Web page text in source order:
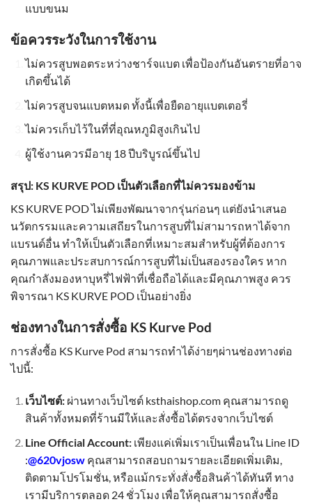
แบบขนม
ข้อควรระวังในการใช้งาน
ไม่ควรสูบพอตระหว่างชาร์จแบต เพื่อป้องกันอันตรายที่อาจ
เกิดขึ้นได้
ไม่ควรสูบจนแบตหมด ทั้งนี้เพื่อยืดอายุแบตเตอรี่
ไม่ควรเก็บไว้ในที่ที่อุณหภูมิสูงเกินไป
ผู้ใช้งานควรมีอายุ 18 ปีบริบูรณ์ขึ้นไป
สรุป: KS KURVE POD เป็นตัวเลือกที่ไม่ควรมองข้าม
KS KURVE POD ไม่เพียงพัฒนาจากรุ่นก่อนๆ แต่ยังนำเสนอ
นวัตกรรมและความเสถียรในการสูบที่ไม่สามารถหาได้จาก
แบรนด์อื่น ทำให้เป็นตัวเลือกที่เหมาะสมสำหรับผู้ที่ต้องการ
คุณภาพและประสบการณ์การสูบที่ไม่เป็นสองรองใคร หาก
คุณกำลังมองหาบุหรี่ไฟฟ้าที่เชื่อถือได้และมีคุณภาพสูง ควร
พิจารณา KS KURVE POD เป็นอย่างยิ่ง
ช่องทางในการสั่งซื้อ KS Kurve Pod
การสั่งซื้อ KS Kurve Pod สามารถทำได้ง่ายๆผ่านช่องทางต่อ
ไปนี้:
เว็บไซต์:ผ่านทางเว็บไซต์ ksthaishop.com คุณสามารถดู
สินค้าทั้งหมดที่ร้านมีให้และสั่งซื้อได้ตรงจากเว็บไซต์
Line Official Account:เพียงแค่เพิ่มเราเป็นเพื่อนใน Line ID
:@620vjosw คุณสามารถสอบถามรายละเอียดเพิ่มเติม,
ติดตามโปรโมชั่น, หรือแม้กระทั่งสั่งซื้อสินค้าได้ทันที ทาง
เรามีบริการตลอด 24 ชั่วโมง เพื่อให้คุณสามารถสั่งซื้อ